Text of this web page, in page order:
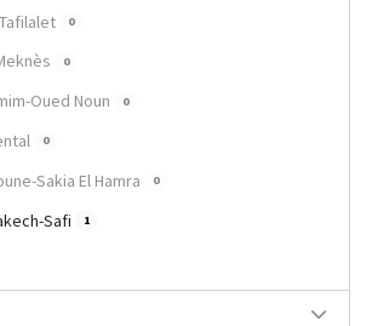
0
0
Oued Noun 0
0
Sakia El Hamra 0
Safi 1